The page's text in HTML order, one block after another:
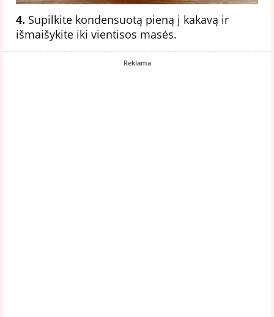
4. Supilkite kondensuotą pieną į kakavą ir
išmaišykite iki vientisos masės.
Reklama